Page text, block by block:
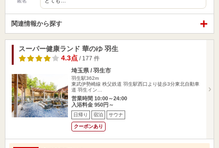
関連情報から探す
スーパー健康ランド 華のゆ 羽生
4.3点 / 177 件
埼玉県 / 羽生市
羽生駅362m
東武伊勢崎線 秩父鉄道 羽生駅西口より徒歩3分東北自動車
道 羽生イン…
営業時間 10:00～24:00
入浴料金 950円～
日帰り 宿泊 サウナ
クーポンあり